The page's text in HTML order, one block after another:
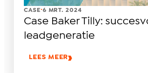
CASE.6 MRT. 2024
Case Baker Tilly:
leadgeneratie
LEES MEER